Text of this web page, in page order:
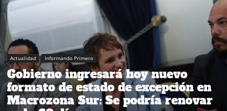
Actualidad Informando Primero
Gobierno ingresará hoy nuevo
formato de estado de excepción en
Macrozona Sur: Se podría renovar